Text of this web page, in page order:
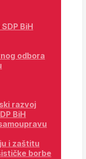
BiH
odbora
razvoj
BiH
i zaštitu
borbe